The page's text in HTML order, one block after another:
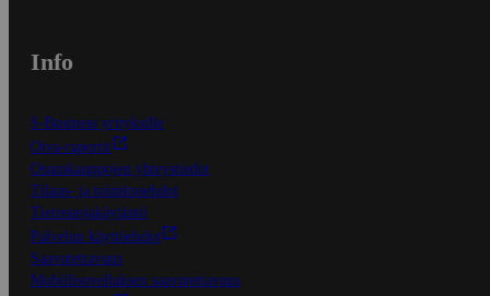
Info
S-Business yrityksille
Oiva-raportit
Osuuskauppojen yhteystiedot
Tilaus- ja toimitusehdot
Tietosuojakäytäntö
Palvelun käyttöehdot
Saavutettavuus
Mobiilisovelluksen saavutettavuus